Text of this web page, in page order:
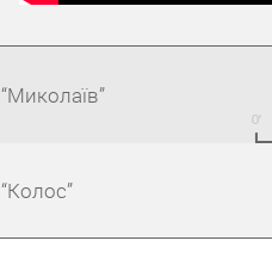
“Миколаїв”
“Колос”